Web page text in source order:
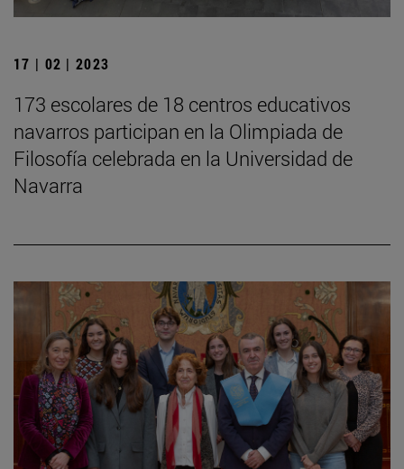
17 | 02 | 2023
173 escolares de 18 centros educativos
navarros participan en la Olimpiada de
Filosofía celebrada en la Universidad de
Navarra